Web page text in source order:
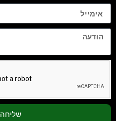
שליחה